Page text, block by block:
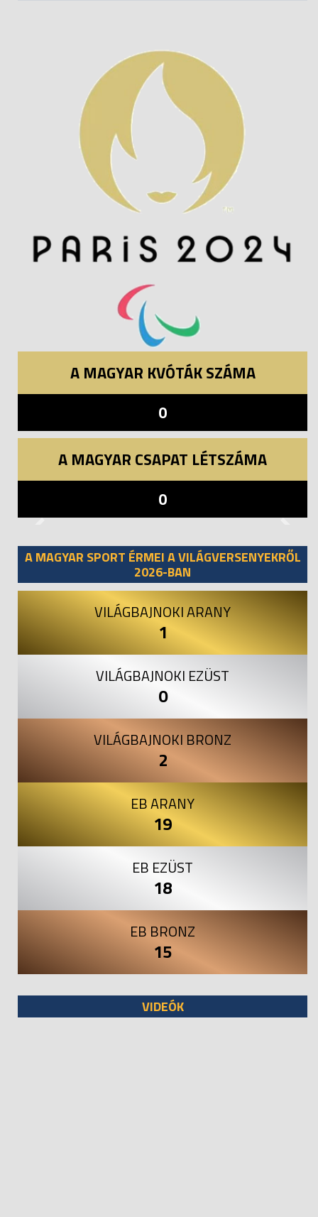
A MAGYAR KVÓTÁK SZÁMA
0
A MAGYAR CSAPAT LÉTSZÁMA
0
A MAGYAR SPORT ÉRMEI A VILÁGVERSENYEKRŐL
2026-BAN
VILÁGBAJNOKI ARANY
1
VILÁGBAJNOKI EZÜST
0
VILÁGBAJNOKI BRONZ
2
EB ARANY
19
EB EZÜST
18
EB BRONZ
15
VIDEÓK